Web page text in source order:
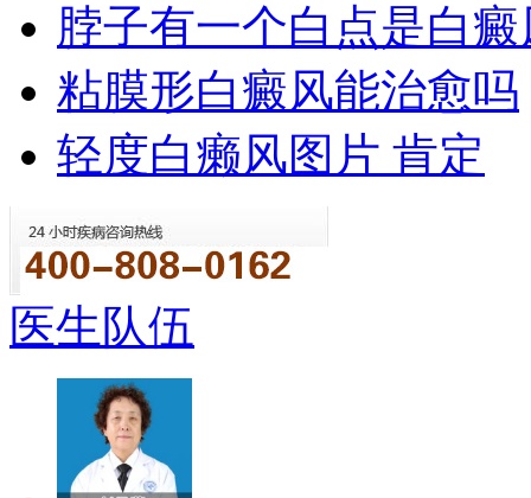
脖子有一个白点是白
粘膜形白癜风能治愈吗
轻度白癞风图片 肯定
医生队伍